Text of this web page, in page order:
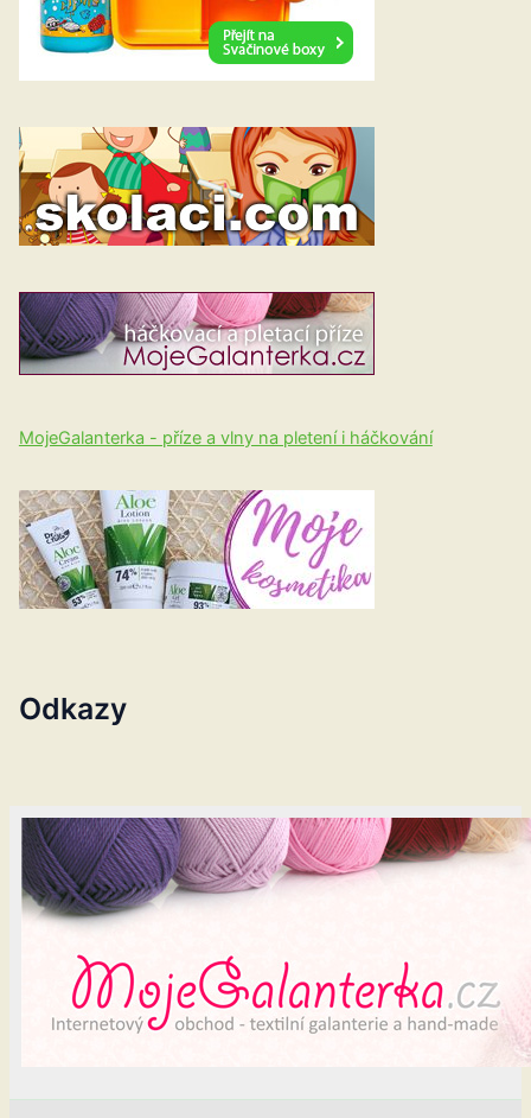
MojeGalanterka - příze a vlny na pletení i háčkování
Odkazy